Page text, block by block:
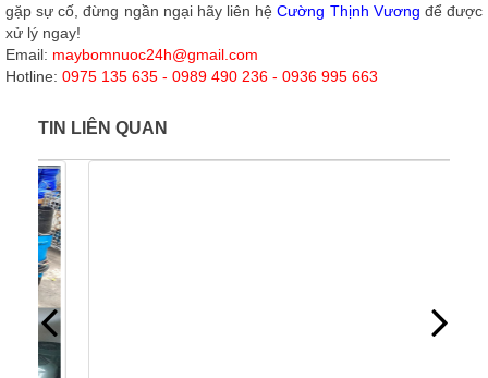
gặp sự cố, đừng ngần ngại hãy liên hệCường Thịnh Vương để được
xử lý ngay!
Email: maybomnuoc24h@gmail.com
Hotline: 0975 135 635 - 0989 490 236 - 0936 995 663
TIN LIÊN QUAN